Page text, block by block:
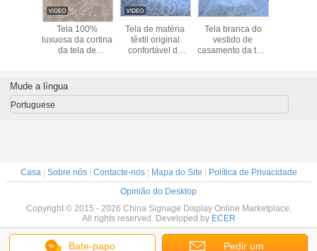
interior
Tela 100%
luxuosa da cortina
da tela de
algodão
Tela de matéria
têxtil original
confortável da
Tela branca do
vestido de
casamento da tela
Bate-papo Pedir um
Mude a língua
Portuguese
Casa| Sobre nós| Contacte-nos| Mapa do Site
Política de Privacidade
Opinião do Desktop
Copyright © 2015 - 2026 China Signage Display Online Marketplace.
All rights reserved. Developed by ECER